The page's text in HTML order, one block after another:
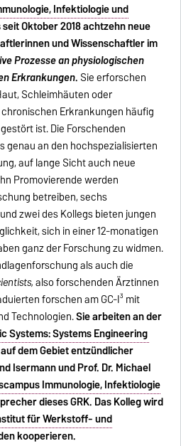
Infektiologie und
Oktober 2018 achtzehn neue
und Wissenschaftler im
Prozesse an physiologischen
Erkrankungen. Sie erforschen
Schleimhäuten oder
Erkrankungen häufig
ist. Die Forschenden
genau an den hochspezialisierten
auf lange Sicht auch neue
Promovierende werden
betreiben, sechs
zwei des Kollegs bieten jungen
sich in einer 12-monatigen
ganz der Forschung zu widmen.
als auch die
also forschenden Ärztinnen
forschen am GC-I³ mit
Technologien.Sie arbeiten an der
Systems: Systems Engineering
dem Gebiet entzündlicher
Isermann und Prof. Dr. Michael
Immunologie, Infektiologie
dieses GRK. Das Kolleg wird
für Werkstoff- und
kooperieren.